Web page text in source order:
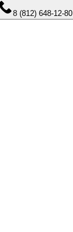
8 (812) 648-12-80